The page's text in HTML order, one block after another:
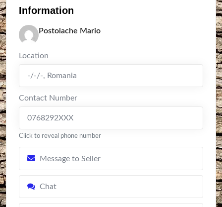
Information
Postolache Mario
Location
-/-/-, Romania
Contact Number
0768292XXX
Click to reveal phone number
Message to Seller
Chat